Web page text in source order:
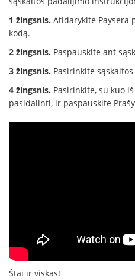
1 žingsnis. Atidarykite Paysera
kodą.
2 žingsnis. Paspauskite ant
3 žingsnis. Pasirinkite
4 žingsnis. Pasirinkite, su kuo
pasidalinti, ir paspauskite
Štai ir viskas!